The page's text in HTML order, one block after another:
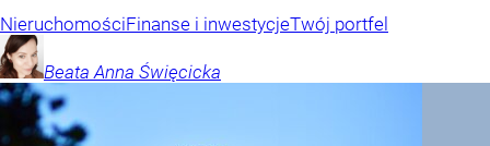
NieruchomościFinanse i inwestycjeTwój portfel
Beata Anna Święcicka